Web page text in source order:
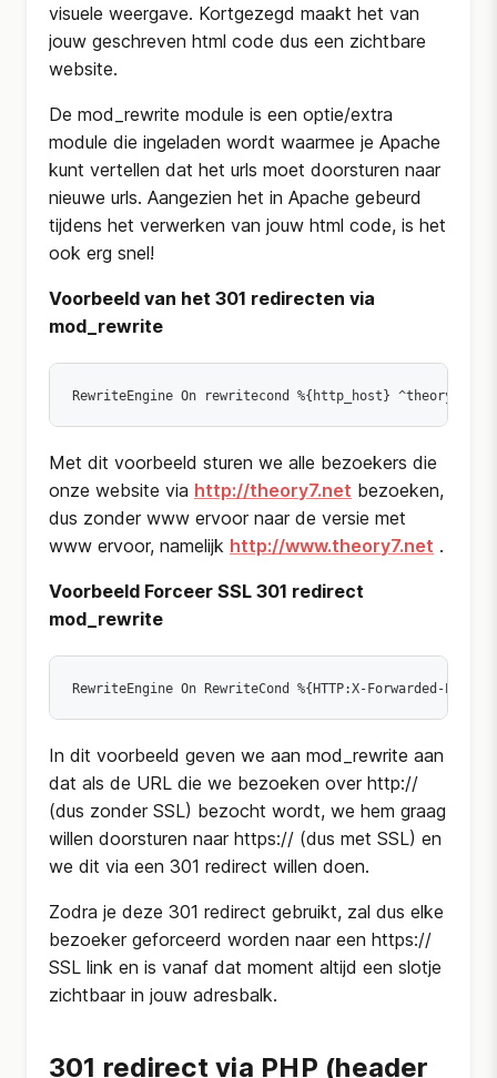
visuele weergave. Kortgezegd maakt het van
jouw geschreven html code dus een zichtbare
website.
De mod_rewrite module is een optie/extra
module die ingeladen wordt waarmee je Apache
kunt vertellen dat het urls moet doorsturen naar
nieuwe urls. Aangezien het in Apache gebeurd
tijdens het verwerken van jouw html code, is het
ook erg snel!
Voorbeeld van het 301 redirecten via
mod_rewrite
RewriteEngine On rewritecond %{http_host}
Met dit voorbeeld sturen we alle bezoekers die
onze website via http://theory7.net bezoeken,
dus zonder www ervoor naar de versie met
www ervoor, namelijk http://www.theory7.net .
Voorbeeld Forceer SSL 301 redirect
mod_rewrite
RewriteEngine On RewriteCond %{HTTP:X-Forwarded-
In dit voorbeeld geven we aan mod_rewrite aan
dat als de URL die we bezoeken over http://
(dus zonder SSL) bezocht wordt, we hem graag
willen doorsturen naar https:// (dus met SSL) en
we dit via een 301 redirect willen doen.
Zodra je deze 301 redirect gebruikt, zal dus elke
bezoeker geforceerd worden naar een https://
SSL link en is vanaf dat moment altijd een slotje
zichtbaar in jouw adresbalk.
301 redirect via PHP (header